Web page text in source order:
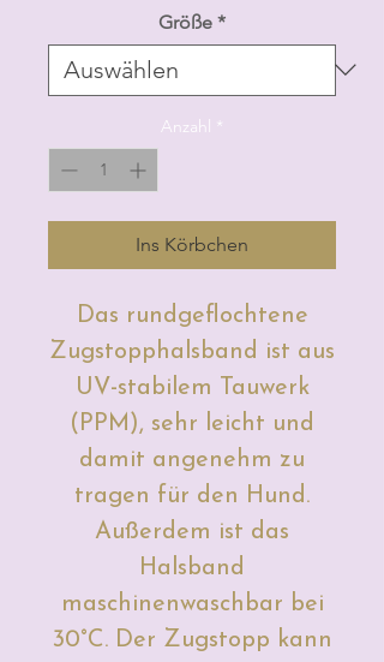
Größe *
Anzahl *
Ins Körbchen
Das rundgeflochtene
Zugstopphalsband ist aus
UV-stabilem Tauwerk
(PPM), sehr leicht und
damit angenehm zu
tragen für den Hund.
Außerdem ist das
Halsband
maschinenwaschbar bei
30°C. Der Zugstopp kann